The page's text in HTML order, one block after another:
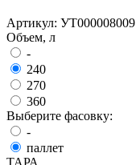
Артикул: УТ000008009
Объем, л
-
240
270
360
Выберите фасовку:
-
паллет
ТАРА